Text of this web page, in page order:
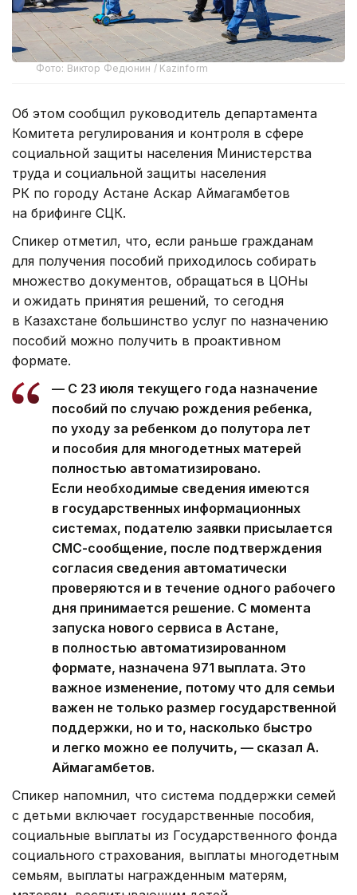
Фото: Виктор Федюнин / Kazinform
Об этом сообщил руководитель департамента
Комитета регулирования и контроля в сфере
социальной защиты населения Министерства
труда и социальной защиты населения
РК по городу Астане Аскар Аймагамбетов
на брифинге СЦК.
Спикер отметил, что, если раньше гражданам
для получения пособий приходилось собирать
множество документов, обращаться в ЦОНы
и ожидать принятия решений, то сегодня
в Казахстане большинство услуг по назначению
пособий можно получить в проактивном
формате.
— С 23 июля текущего года назначение
пособий по случаю рождения ребенка,
по уходу за ребенком до полутора лет
и пособия для многодетных матерей
полностью автоматизировано.
Если необходимые сведения имеются
в государственных информационных
системах, подателю заявки присылается
СМС-сообщение, после подтверждения
согласия сведения автоматически
проверяются и в течение одного рабочего
дня принимается решение. С момента
запуска нового сервиса в Астане,
в полностью автоматизированном
формате, назначена 971 выплата. Это
важное изменение, потому что для семьи
важен не только размер государственной
поддержки, но и то, насколько быстро
и легко можно ее получить, — сказал А.
Аймагамбетов.
Спикер напомнил, что система поддержки семей
с детьми включает государственные пособия,
социальные выплаты из Государственного фонда
социального страхования, выплаты многодетным
семьям, выплаты награжденным матерям,